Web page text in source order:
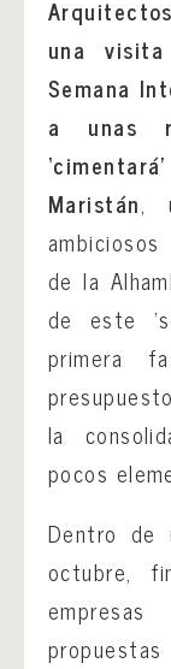
una
Semana
a unas
Maristán,
de la
de este
primera
la
pocos
Dentro de
octubre,